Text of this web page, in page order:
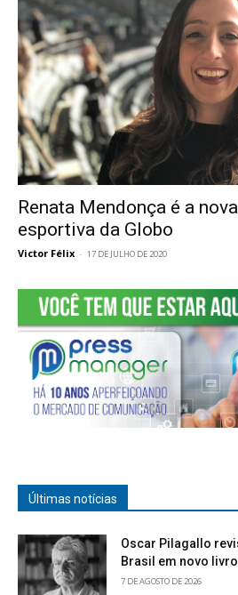
Renata Mendonça é a
esportiva da Globo
Victor Félix - 17 DE JULHO DE 2020
Últimas notícias
Oscar Pilagallo
Brasil em novo livro
7 DE AGOSTO DE 2026